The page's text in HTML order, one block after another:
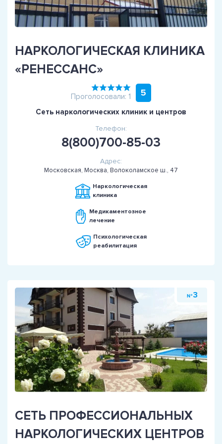
НАРКОЛОГИЧЕСКАЯ КЛИНИКА
«РЕНЕССАНС»
Проголосовали: 1 5
Сеть наркологических клиник и центров
Телефон:
8(800)700-85-03
Адрес:
Московская, Москва, Волоколамское ш., 47
Наркологическая
клиника
Медикаментозное
лечение
Психологическая
реабилитация
№ 3
СЕТЬ ПРОФЕССИОНАЛЬНЫХ
НАРКОЛОГИЧЕСКИХ ЦЕНТРОВ